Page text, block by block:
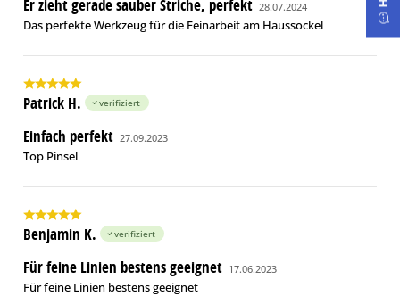
Er zieht gerade sauber Striche, perfekt 28.07.2024
Das perfekte Werkzeug für die Feinarbeit am Haussockel
Patrick H. verifiziert
Einfach perfekt 27.09.2023
Top Pinsel
Benjamin K. verifiziert
Für feine Linien bestens geeignet 17.06.2023
Für feine Linien bestens geeignet